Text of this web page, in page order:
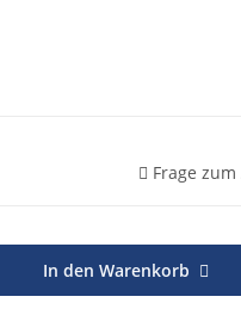
Frage
In den Warenkorb